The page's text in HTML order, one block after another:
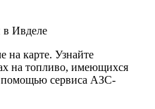
в Ивделе
карте. Узнайте
на топливо, имеющихся
сервиса АЗС-